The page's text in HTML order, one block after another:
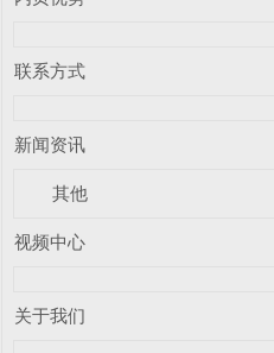
联系方式
新闻资讯
其他
视频中心
关于我们